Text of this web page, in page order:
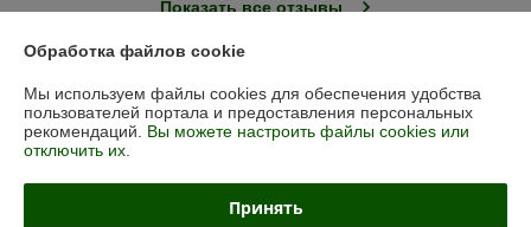
Показать все отзывы
О нас
Контакты
Обработка файлов cookie
Мы используем файлы cookies для обеспечения удобства
пользователей портала и предоставления персональных
рекомендаций. Вы можете настроить файлы cookies или
отключить их.
Принять